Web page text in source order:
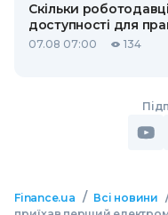
Скільки
доступності для
07.08 07:00 134
Finance.ua / Всі новини